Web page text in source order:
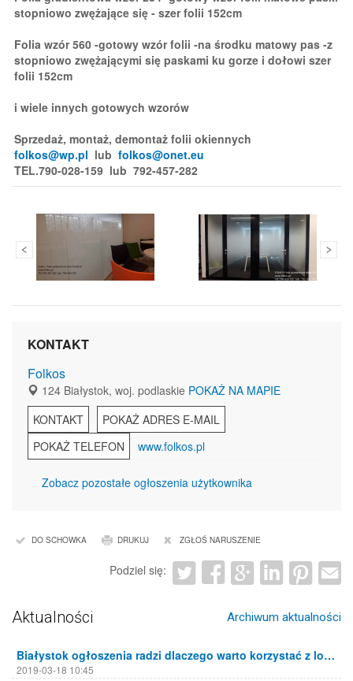
stopniowo zwężające się - szer folii 152cm
Folia wzór 560 -gotowy wzór folii -na środku matowy pas -z
stopniowo zwężającymi się paskami ku gorze i dołowi szer
folii 152cm
i wiele innych gotowych wzorów
Sprzedaż, montaż, demontaż folii okiennych
folkos@wp.pl lub folkos@onet.eu
TEL.790-028-159 lub 792-457-282
KONTAKT
Folkos
124 Białystok, woj. podlaskie POKAŻ NA MAPIE
KONTAKT
POKAŻ ADRES E-MAIL
POKAŻ TELEFON
www.folkos.pl
Zobacz pozostałe ogłoszenia użytkownika
DO SCHOWKA DRUKUJ ZGŁOŚ NARUSZENIE
Podziel się:
Aktualności Archiwum aktualności
Białystok ogłoszenia radzi dlaczego warto korzystać z lokalnych portali ogłoszeniowych
2019-03-18 10:45